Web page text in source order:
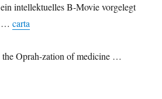
muslimischer
Orstvorsteher
Hochsauerland
ein intellektuelles B-Movie vorgelegt
…carta
the Oprah-zation of medicine …